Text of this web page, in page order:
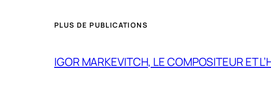
PLUS DE PUBLICATIONS
IGOR MARKEVITCH, LE COMPOSITEUR ET